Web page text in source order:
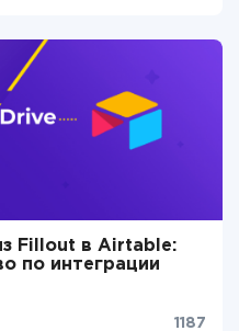
Fillout в Airtable:
по интеграции
1187